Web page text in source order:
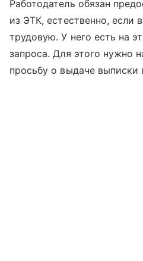
Работодатель обязан
из ЭТК, естественно, если
трудовую. У него есть на
запроса. Для этого нужно
просьбу о выдаче